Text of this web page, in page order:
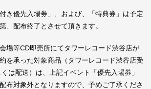
き優先入場券」、および、「特典券」は予定
、配布終了とさせて頂きます。
場等CD即売所にてタワーレコード渋谷店が
を承った対象商品（タワーレコード渋谷店受
は配送）は、上記イベント「優先入場券」
配布対象外となりますので、予めご了承くださ